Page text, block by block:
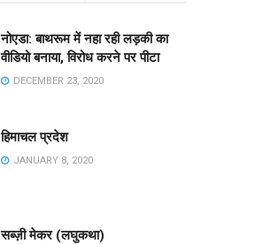
नोएडा: बाथरूम में नहा रही लड़की का
वीडियो बनाया, विरोध करने पर पीटा
DECEMBER 23, 2020
हिमाचल प्रदेश
JANUARY 8, 2020
सब्ज़ी मेकर (लघुकथा)